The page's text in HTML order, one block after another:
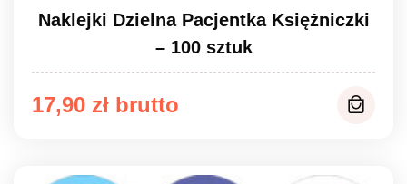
Naklejki Dzielna Pacjentka Księżniczki
– 100 sztuk
17,90 zł